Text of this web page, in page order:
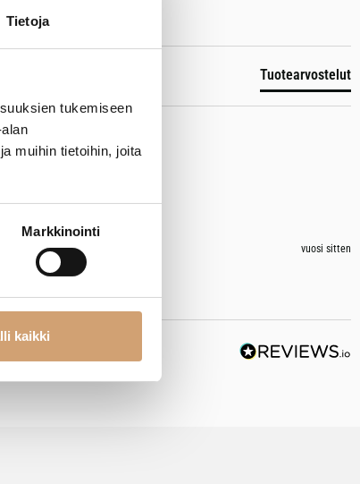
Tietoja
tukemiseen
muihin tietoihin, joita
Markkinointi
kaikki
Tuotearvostelut
vuosi sitten